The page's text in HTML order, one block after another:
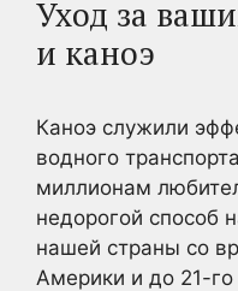
Уход за
и каноэ
Каноэ служили
водного
миллионам
недорогой способ
нашей страны со
Америки и до 21-